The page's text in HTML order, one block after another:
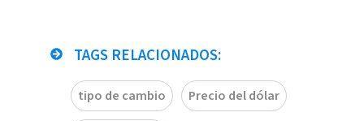
TAGS RELACIONADOS:
tipo de cambio Precio del dólar